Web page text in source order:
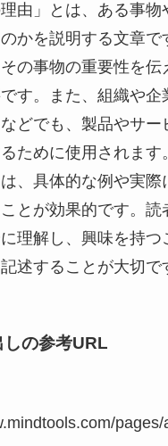
理由」とは、ある事
かを説明する文章で
の事物の重要性を伝
す。また、組織や企
どでも、製品やサー
ために使用されます
、具体的な例や実際
とが効果的です。読
理解し、興味を持つ
述することが大切で
しの参考URL
pages/